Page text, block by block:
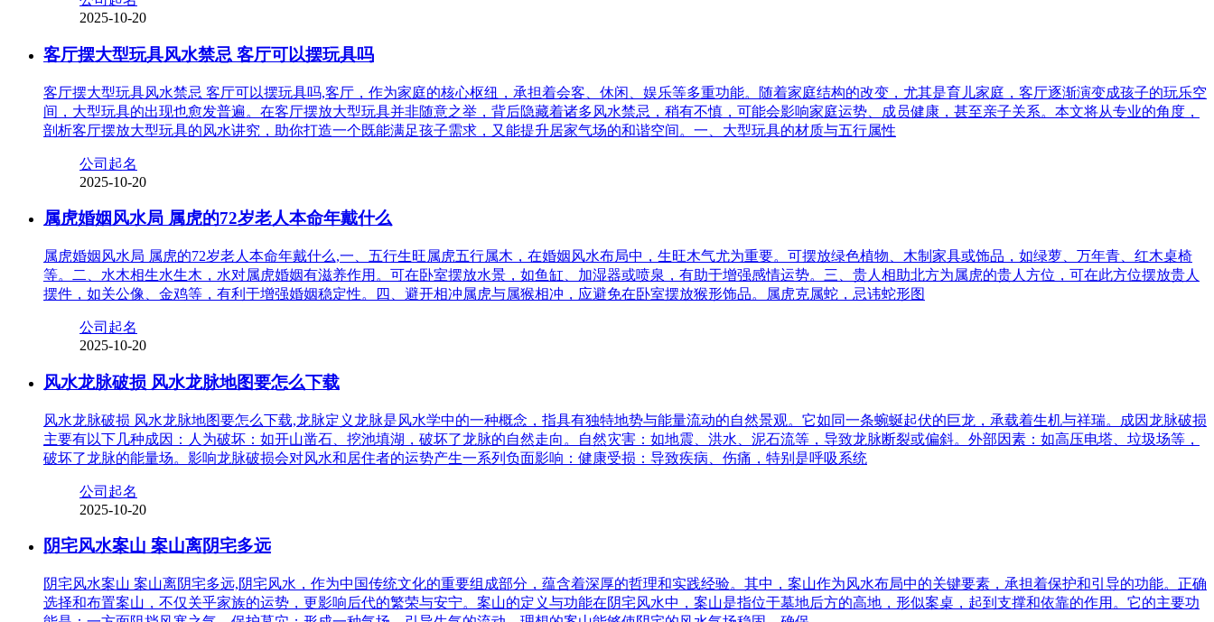
2025-10-20
客厅摆大型玩具风水禁忌 客厅可以摆玩具吗
客厅摆大型玩具风水禁忌 客厅可以摆玩具吗,客厅，作为家庭的核心枢纽，承担着会客、休闲、娱乐等多重功能。随着家庭结构的改变，尤其是育儿家庭，客厅逐渐演变成孩子的玩乐空
间，大型玩具的出现也愈发普遍。在客厅摆放大型玩具并非随意之举，背后隐藏着诸多风水禁忌，稍有不慎，可能会影响家庭运势、成员健康，甚至亲子关系。本文将从专业的角度，
剖析客厅摆放大型玩具的风水讲究，助你打造一个既能满足孩子需求，又能提升居家气场的和谐空间。一、大型玩具的材质与五行属性
公司起名
2025-10-20
属虎婚姻风水局 属虎的72岁老人本命年戴什么
属虎婚姻风水局 属虎的72岁老人本命年戴什么,一、五行生旺属虎五行属木，在婚姻风水布局中，生旺木气尤为重要。可摆放绿色植物、木制家具或饰品，如绿萝、万年青、红木桌椅
等。二、水木相生水生木，水对属虎婚姻有滋养作用。可在卧室摆放水景，如鱼缸、加湿器或喷泉，有助于增强感情运势。三、贵人相助北方为属虎的贵人方位，可在此方位摆放贵人
摆件，如关公像、金鸡等，有利于增强婚姻稳定性。四、避开相冲属虎与属猴相冲，应避免在卧室摆放猴形饰品。属虎克属蛇，忌讳蛇形图
公司起名
2025-10-20
风水龙脉破损 风水龙脉地图要怎么下载
风水龙脉破损 风水龙脉地图要怎么下载,龙脉定义龙脉是风水学中的一种概念，指具有独特地势与能量流动的自然景观。它如同一条蜿蜒起伏的巨龙，承载着生机与祥瑞。成因龙脉破损
主要有以下几种成因：人为破坏：如开山凿石、挖池填湖，破坏了龙脉的自然走向。自然灾害：如地震、洪水、泥石流等，导致龙脉断裂或偏斜。外部因素：如高压电塔、垃圾场等，
破坏了龙脉的能量场。影响龙脉破损会对风水和居住者的运势产生一系列负面影响：健康受损：导致疾病、伤痛，特别是呼吸系统
公司起名
2025-10-20
阴宅风水案山 案山离阴宅多远
阴宅风水案山 案山离阴宅多远,阴宅风水，作为中国传统文化的重要组成部分，蕴含着深厚的哲理和实践经验。其中，案山作为风水布局中的关键要素，承担着保护和引导的功能。正确
选择和布置案山，不仅关乎家族的运势，更影响后代的繁荣与安宁。案山的定义与功能在阴宅风水中，案山是指位于墓地后方的高地，形似案桌，起到支撑和依靠的作用。它的主要功